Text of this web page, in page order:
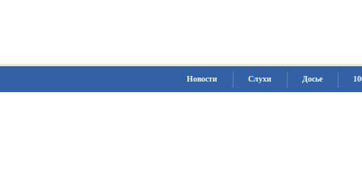
Новости Слухи Досье